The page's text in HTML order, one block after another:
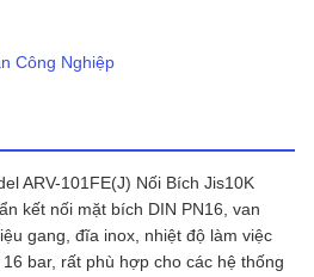
Công Nghiệp
ARV-101FE(J) Nối Bích Jis10K
kết nối mặt bích DIN PN16, van
gang, đĩa inox, nhiệt độ làm việc
bar, rất phù hợp cho các hệ thống